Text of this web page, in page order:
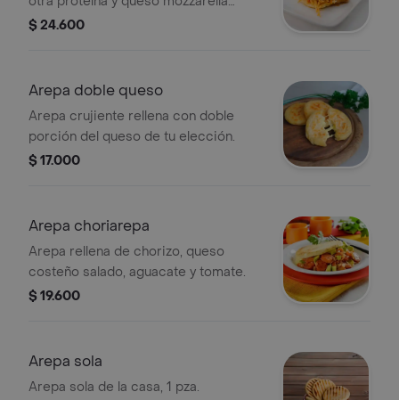
derretido.
$ 24.600
Arepa doble queso
Arepa crujiente rellena con doble
porción del queso de tu elección.
$ 17.000
Arepa choriarepa
Arepa rellena de chorizo, queso
costeño salado, aguacate y tomate.
$ 19.600
Arepa sola
Arepa sola de la casa, 1 pza.